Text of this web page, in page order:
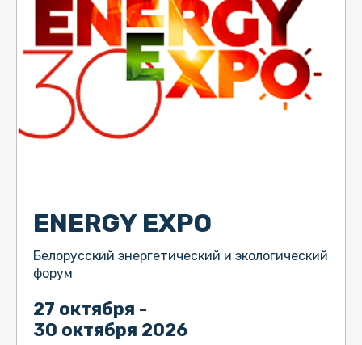
27 октября -
30 октября 2026
ENERGY EXPO
Белорусский энергетический и экологический
форум